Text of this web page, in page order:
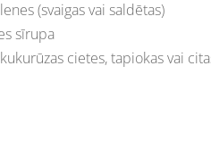
(svaigas vai saldētas)
sīrupa
cietes, tapiokas vai